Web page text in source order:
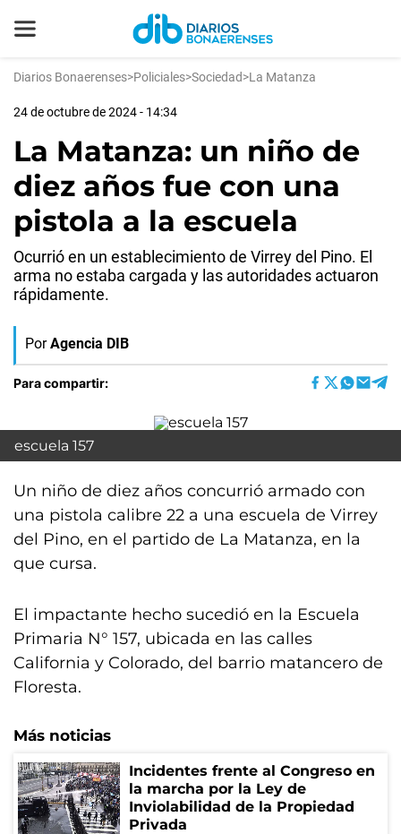
Diarios Bonaerenses>Policiales>Sociedad>La Matanza
24 de octubre de 2024 - 14:34
La Matanza: un niño de
diez años fue con una
pistola a la escuela
Ocurrió en un establecimiento de Virrey del Pino. El
arma no estaba cargada y las autoridades actuaron
rápidamente.
Por Agencia DIB
Para compartir:
escuela 157
Un niño de diez años concurrió armado con
una pistola calibre 22 a una escuela de Virrey
del Pino, en el partido de La Matanza, en la
que cursa.
El impactante hecho sucedió en la Escuela
Primaria N° 157, ubicada en las calles
California y Colorado, del barrio matancero de
Floresta.
Más noticias
Incidentes frente al Congreso en
la marcha por la Ley de
Inviolabilidad de la Propiedad
Privada